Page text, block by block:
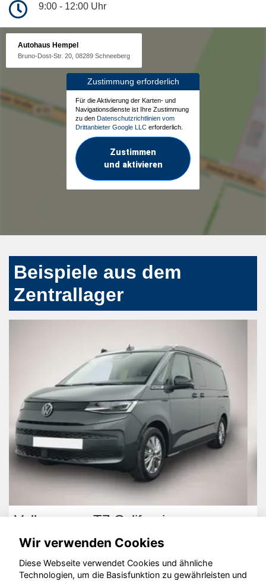
9:00 - 12:00 Uhr
Autohaus Hempel
Bruno-Dost-Str. 20, 08289 Schneeberg
Zustimmung erforderlich
Für die Aktivierung der Karten- und
Navigationsdienste ist Ihre Zustimmung
zu den Datenschutzrichtlinien vom
Drittanbieter Google LLC erforderlich.
Zustimmen
und aktivieren
Beispiele aus dem
Zentrallager
Opel Combo
Wir verwenden Cookies
Diese Webseite verwendet Cookies und ähnliche
Technologien, um die Basisfunktion zu gewährleisten und